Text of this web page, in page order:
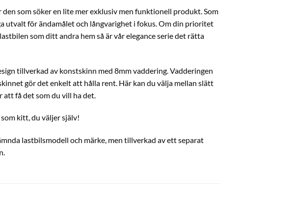
som söker en lite mer exklusiv men funktionell produkt. Som
utvalt för ändamålet och långvarighet i fokus. Om din prioritet
som ditt andra hem så är vår elegance serie det rätta
tillverkad av konstskinn med 8mm vaddering. Vadderingen
gör det enkelt att hålla rent. Här kan du välja mellan slätt
få det som du vill ha det.
kitt, du väljer själv!
lastbilsmodell och märke, men tillverkad av ett separat